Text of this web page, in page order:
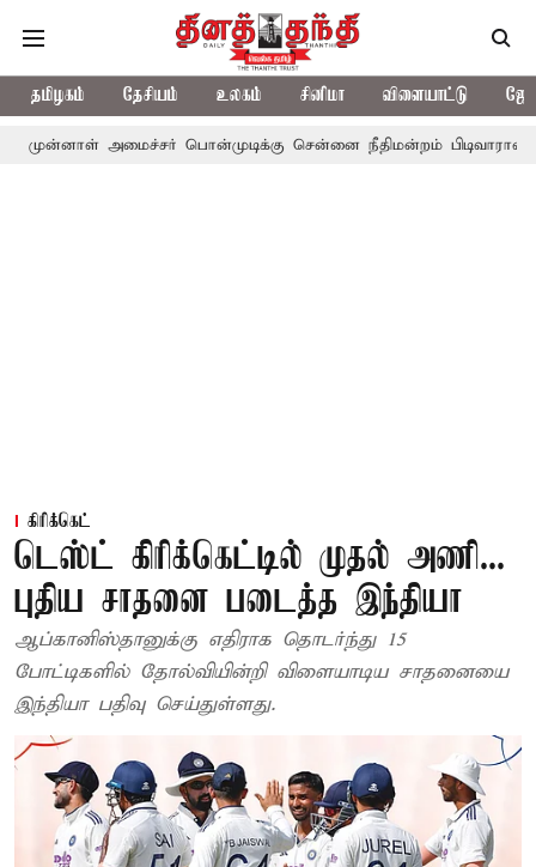
தமிழகம் தேசியம் உலகம் சினிமா விளையாட்டு
பொன்முடிக்கு சென்னை நீதிமன்றம் பிடிவாராண்ட்
கிரிக்கெட்
டெஸ்ட் கிரிக்கெட்டில் முதல் அணி...
புதிய சாதனை படைத்த இந்தியா
ஆப்கானிஸ்தானுக்கு எதிராக தொடர்ந்து 15
போட்டிகளில் தோல்வியின்றி விளையாடிய சாதனையை
இந்தியா பதிவு செய்துள்ளது.